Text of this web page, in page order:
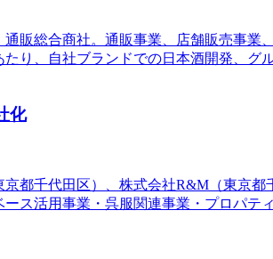
販総合商社。通販事業、店舗販売事業
り、自社ブランドでの日本酒開発、グ
化
都千代田区）、株式会社R&M（東京都
ス活用事業・呉服関連事業・プロパテ